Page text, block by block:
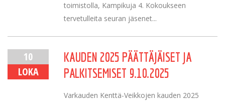
toimistolla, Kampikuja 4. Kokoukseen
tervetulleita seuran jäsenet...
10
LOKA
KAUDEN 2025 PÄÄTTÄJÄISET JA
PALKITSEMISET 9.10.2025
Varkauden Kenttä-Veikkojen kauden 2025